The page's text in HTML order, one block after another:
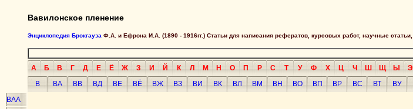
Вавилонское пленение
Энциклопедия Брокгауза Ф.А. и Ефрона И.А. (1890 - 1916гг.) Статьи для написания рефератов, курсовых работ, научные статьи,
А Б В Г Д Е Ё Ж З И Й К Л М Н О П Р С Т У Ф Х Ц Ч Ш Щ Ы Э
В
ВА ВВ ВД ВЕ ВЁ ВЖ ВЗ ВИ ВК ВЛ ВМ ВН ВО ВП ВР ВС ВТ ВУ
ВАА